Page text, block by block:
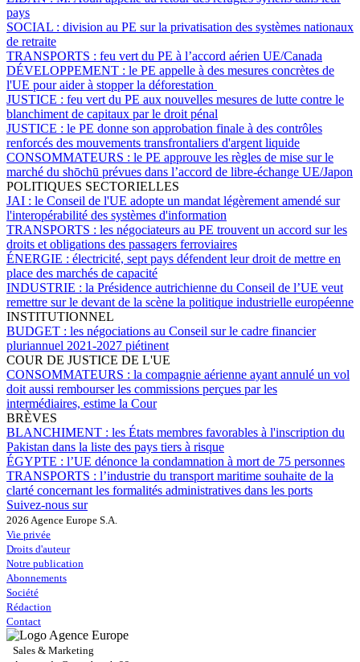
pays
SOCIAL : division au PE sur la privatisation des systèmes nationaux
de retraite
TRANSPORTS : feu vert du PE à l’accord aérien UE/Canada
DÉVELOPPEMENT : le PE appelle à des mesures concrètes de
l'UE pour aider à stopper la déforestation
JUSTICE : feu vert du PE aux nouvelles mesures de lutte contre le
blanchiment de capitaux par le droit pénal
JUSTICE : le PE donne son approbation finale à des contrôles
renforcés des mouvements transfrontaliers d'argent liquide
CONSOMMATEURS : le PE approuve les règles de mise sur le
marché du shōchū prévues dans l’accord de libre-échange UE/Japon
POLITIQUES SECTORIELLES
JAI : le Conseil de l'UE adopte un mandat légèrement amendé sur
l'interopérabilité des systèmes d'information
TRANSPORTS : les négociateurs au PE trouvent un accord sur les
droits et obligations des passagers ferroviaires
ÉNERGIE : électricité, sept pays défendent leur droit de mettre en
place des marchés de capacité
INDUSTRIE : la Présidence autrichienne du Conseil de l’UE veut
remettre sur le devant de la scène la politique industrielle européenne
INSTITUTIONNEL
BUDGET : les négociations au Conseil sur le cadre financier
pluriannuel 2021-2027 piétinent
COUR DE JUSTICE DE L'UE
CONSOMMATEURS : la compagnie aérienne ayant annulé un vol
doit aussi rembourser les commissions perçues par les
intermédiaires, estime la Cour
BRÈVES
BLANCHIMENT : les États membres favorables à l'inscription du
Pakistan dans la liste des pays tiers à risque
ÉGYPTE : l’UE dénonce la condamnation à mort de 75 personnes
TRANSPORTS : l’industrie du transport maritime souhaite de la
clarté concernant les formalités administratives dans les ports
Suivez-nous sur
2026 Agence Europe S.A.
Vie privée
Droits d'auteur
Notre publication
Abonnements
Société
Rédaction
Contact
Sales & Marketing